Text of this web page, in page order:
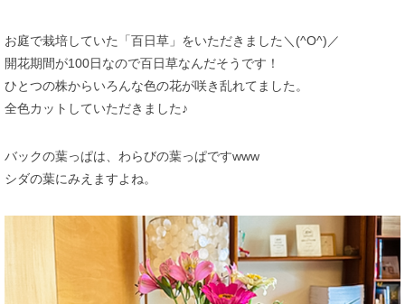
お庭で栽培していた「百日草」をいただきました＼(^O^)／
開花期間が100日なので百日草なんだそうです！
ひとつの株からいろんな色の花が咲き乱れてました。
全色カットしていただきました♪
バックの葉っぱは、わらびの葉っぱですwww
シダの葉にみえますよね。